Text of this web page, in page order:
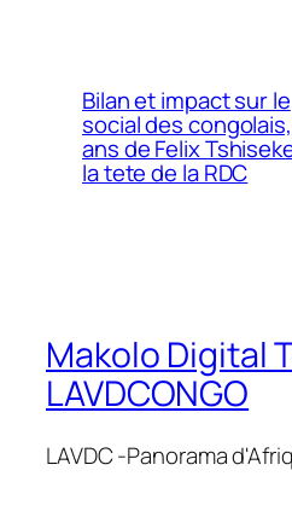
Bilan et impact sur le
social des
ans de Felix
la tete de la RDC
Makolo Digital
LAVDCONGO
LAVDC -Panorama